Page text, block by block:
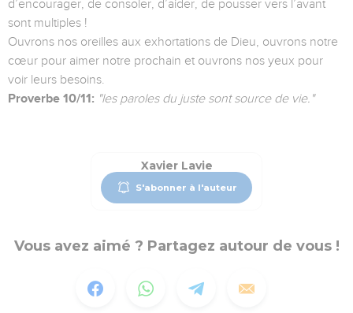
d’encourager, de consoler, d’aider, de pousser vers l’avant
sont multiples !
Ouvrons nos oreilles aux exhortations de Dieu, ouvrons notre
cœur pour aimer notre prochain et ouvrons nos yeux pour
voir leurs besoins.
Proverbe 10/11: "les paroles du juste sont source de vie."
Xavier Lavie
S'abonner à l'auteur
Vous avez aimé ? Partagez autour de vous !